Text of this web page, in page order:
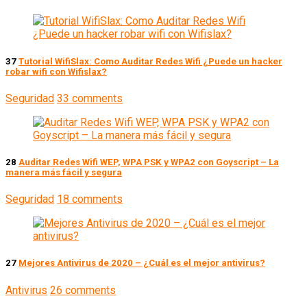
37 Tutorial WifiSlax: Como Auditar Redes Wifi ¿Puede un hacker
robar wifi con Wifislax?
Seguridad 33 comments
28 Auditar Redes Wifi WEP, WPA PSK y WPA2 con Goyscript – La
manera más fácil y segura
Seguridad 18 comments
27 Mejores Antivirus de 2020 – ¿Cuál es el mejor antivirus?
Antivirus 26 comments